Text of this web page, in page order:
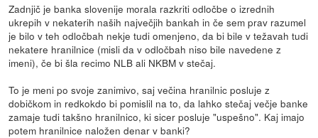
Zadnjič je banka slovenije morala razkriti odločbe o izrednih
ukrepih v nekaterih naših največjih bankah in če sem prav razumel
je bilo v teh odločbah nekje tudi omenjeno, da bi bile v težavah tudi
nekatere hranilnice (misli da v odločbah niso bile navedene z
imeni), če bi šla recimo NLB ali NKBM v stečaj.
To je meni po svoje zanimivo, saj večina hranilnic posluje z
dobičkom in redkokdo bi pomislil na to, da lahko stečaj večje banke
zamaje tudi takšno hranilnico, ki sicer posluje "uspešno". Kaj imajo
potem hranilnice naložen denar v banki?